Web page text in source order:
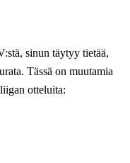
sinun täytyy tietää,
Tässä on muutamia
otteluita: